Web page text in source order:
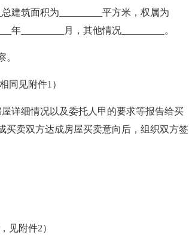
建筑面积为_________平方米，权属为
年_________月，其他情况_________。
。
同见附件1）
详细情况以及委托人甲的要求等报告给买
买卖双方达成房屋买卖意向后，组织双方签
见附件2）